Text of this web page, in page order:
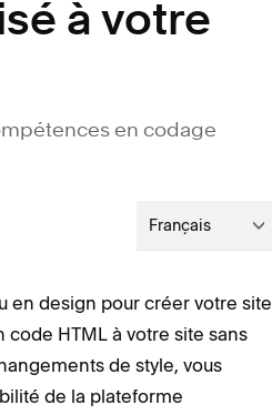
à votre
en codage
Français
en design pour créer votre site
code HTML à votre site sans
de style, vous
de la plateforme